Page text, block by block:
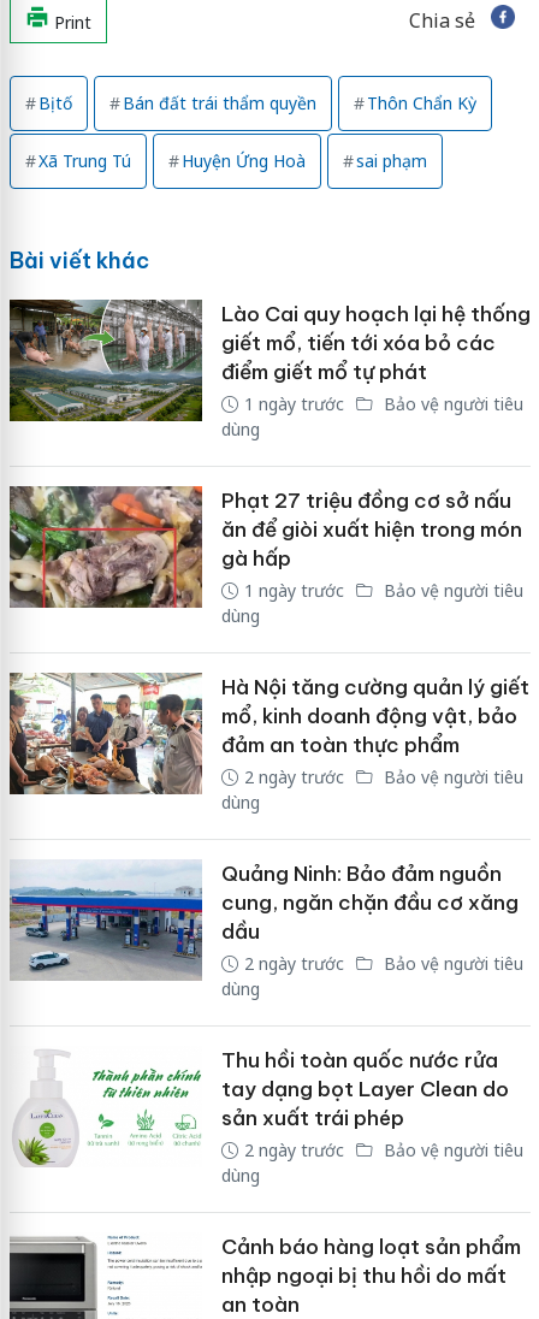
Print Chia sẻ
Bị tố Bán đất trái thẩm quyền Thôn Chẩn Kỳ
Xã Trung Tú Huyện Ứng Hoà sai phạm
Bài viết khác
Lào Cai quy hoạch lại hệ thống
giết mổ, tiến tới xóa bỏ các
điểm giết mổ tự phát
1 ngày trước
Bảo vệ người tiêu
dùng
Phạt 27 triệu đồng cơ sở nấu
ăn để giòi xuất hiện trong món
gà hấp
1 ngày trước
Bảo vệ người tiêu
dùng
Hà Nội tăng cường quản lý giết
mổ, kinh doanh động vật, bảo
đảm an toàn thực phẩm
2 ngày trước
Bảo vệ người tiêu
dùng
Quảng Ninh: Bảo đảm nguồn
cung, ngăn chặn đầu cơ xăng
dầu
2 ngày trước
Bảo vệ người tiêu
dùng
Thu hồi toàn quốc nước rửa
tay dạng bọt Layer Clean do
sản xuất trái phép
2 ngày trước
Bảo vệ người tiêu
dùng
Cảnh báo hàng loạt sản phẩm
nhập ngoại bị thu hồi do mất
an toàn